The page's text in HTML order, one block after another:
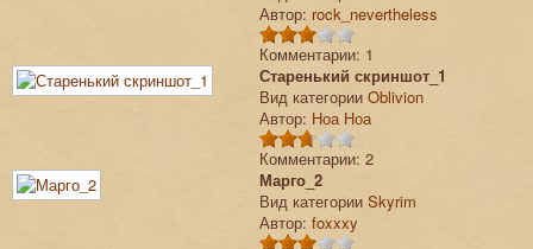
Автор: rock_nevertheless
Комментарии: 1
Старенький скриншот_1
Вид категории Oblivion
Автор: Ноа Ноа
Комментарии: 2
Марго_2
Вид категории Skyrim
Автор: foxxxy